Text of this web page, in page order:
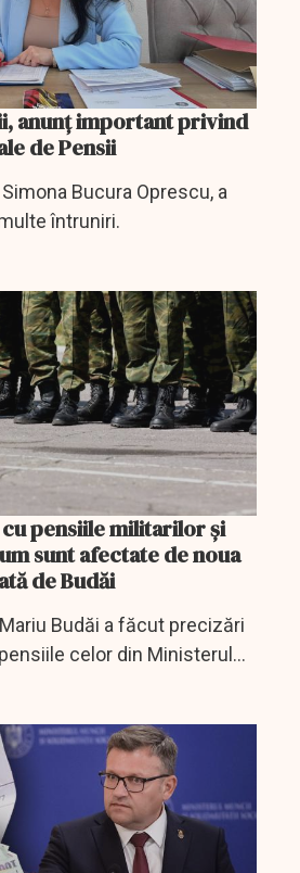
anunț important privind
de Pensii
Bucura Oprescu, a
întruniri.
cu pensiile militarilor și
sunt afectate de noua
de Budăi
Budăi a făcut precizări
celor din Ministerul
și Ministerul Afacerilor